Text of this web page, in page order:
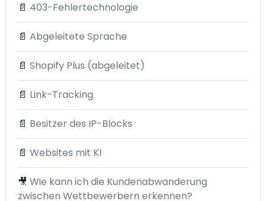
📄 403-Fehlertechnologie
📄 Abgeleitete Sprache
📄 Shopify Plus (abgeleitet)
📄 Link-Tracking
📄 Besitzer des IP-Blocks
📄 Websites mit KI
🎥 Wie kann ich die Kundenabwanderung
zwischen Wettbewerbern erkennen?